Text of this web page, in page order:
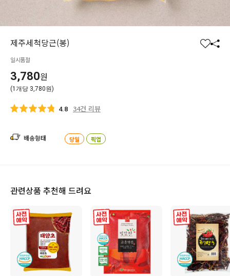
제주세척당근(봉)
찜 공
일시품절
3,780원
(1개당 3,780원)
4.8 34건 리뷰
배송형태 당일 픽업
관련상품 추천해 드려요
사전 예약